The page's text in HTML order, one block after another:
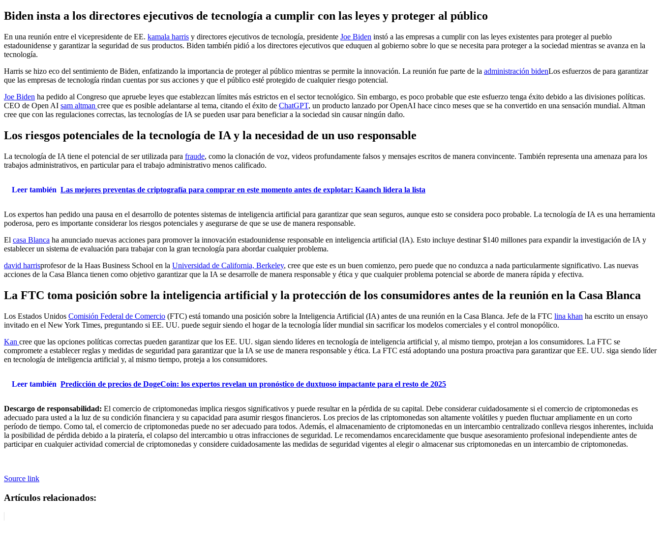
Biden insta a los directores ejecutivos de tecnología a cumplir con las leyes y proteger al público
En una reunión entre el vicepresidente de EE. kamala harris y directores ejecutivos de tecnología, presidente Joe Biden instó a las empresas a cumplir con las leyes existentes para proteger al pueblo
estadounidense y garantizar la seguridad de sus productos. Biden también pidió a los directores ejecutivos que eduquen al gobierno sobre lo que se necesita para proteger a la sociedad mientras se avanza en la
tecnología.
Harris se hizo eco del sentimiento de Biden, enfatizando la importancia de proteger al público mientras se permite la innovación. La reunión fue parte de la administración bidenLos esfuerzos de para garantizar
que las empresas de tecnología rindan cuentas por sus acciones y que el público esté protegido de cualquier riesgo potencial.
Joe Biden ha pedido al Congreso que apruebe leyes que establezcan límites más estrictos en el sector tecnológico. Sin embargo, es poco probable que este esfuerzo tenga éxito debido a las divisiones políticas.
CEO de Open AI sam altman cree que es posible adelantarse al tema, citando el éxito de ChatGPT, un producto lanzado por OpenAI hace cinco meses que se ha convertido en una sensación mundial. Altman
cree que con las regulaciones correctas, las tecnologías de IA se pueden usar para beneficiar a la sociedad sin causar ningún daño.
Los riesgos potenciales de la tecnología de IA y la necesidad de un uso responsable
La tecnología de IA tiene el potencial de ser utilizada para fraude, como la clonación de voz, videos profundamente falsos y mensajes escritos de manera convincente. También representa una amenaza para los
trabajos administrativos, en particular para el trabajo administrativo menos calificado.
Leer también Las mejores preventas de criptografía para comprar en este momento antes de explotar: Kaanch lidera la lista
Los expertos han pedido una pausa en el desarrollo de potentes sistemas de inteligencia artificial para garantizar que sean seguros, aunque esto se considera poco probable. La tecnología de IA es una herramienta
poderosa, pero es importante considerar los riesgos potenciales y asegurarse de que se use de manera responsable.
El casa Blanca ha anunciado nuevas acciones para promover la innovación estadounidense responsable en inteligencia artificial (IA). Esto incluye destinar $140 millones para expandir la investigación de IA y
establecer un sistema de evaluación para trabajar con la gran tecnología para abordar cualquier problema.
david harrisprofesor de la Haas Business School en la Universidad de California, Berkeley, cree que este es un buen comienzo, pero puede que no conduzca a nada particularmente significativo. Las nuevas
acciones de la Casa Blanca tienen como objetivo garantizar que la IA se desarrolle de manera responsable y ética y que cualquier problema potencial se aborde de manera rápida y efectiva.
La FTC toma posición sobre la inteligencia artificial y la protección de los consumidores antes de la reunión en la Casa Blanca
Los Estados Unidos Comisión Federal de Comercio (FTC) está tomando una posición sobre la Inteligencia Artificial (IA) antes de una reunión en la Casa Blanca. Jefe de la FTC lina khan ha escrito un ensayo
invitado en el New York Times, preguntando si EE. UU. puede seguir siendo el hogar de la tecnología líder mundial sin sacrificar los modelos comerciales y el control monopólico.
Kan cree que las opciones políticas correctas pueden garantizar que los EE. UU. sigan siendo líderes en tecnología de inteligencia artificial y, al mismo tiempo, protejan a los consumidores. La FTC se
compromete a establecer reglas y medidas de seguridad para garantizar que la IA se use de manera responsable y ética. La FTC está adoptando una postura proactiva para garantizar que EE. UU. siga siendo líder
en tecnología de inteligencia artificial y, al mismo tiempo, proteja a los consumidores.
Leer también Predicción de precios de DogeCoin: los expertos revelan un pronóstico de duxtuoso impactante para el resto de 2025
Descargo de responsabilidad: El comercio de criptomonedas implica riesgos significativos y puede resultar en la pérdida de su capital. Debe considerar cuidadosamente si el comercio de criptomonedas es
adecuado para usted a la luz de su condición financiera y su capacidad para asumir riesgos financieros. Los precios de las criptomonedas son altamente volátiles y pueden fluctuar ampliamente en un corto
período de tiempo. Como tal, el comercio de criptomonedas puede no ser adecuado para todos. Además, el almacenamiento de criptomonedas en un intercambio centralizado conlleva riesgos inherentes, incluida
la posibilidad de pérdida debido a la piratería, el colapso del intercambio u otras infracciones de seguridad. Le recomendamos encarecidamente que busque asesoramiento profesional independiente antes de
participar en cualquier actividad comercial de criptomonedas y considere cuidadosamente las medidas de seguridad vigentes al elegir o almacenar sus criptomonedas en un intercambio de criptomonedas.
Source link
Artículos relacionados: